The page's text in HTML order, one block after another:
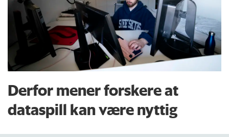
Derfor mener forskere at
dataspill kan være nyttig